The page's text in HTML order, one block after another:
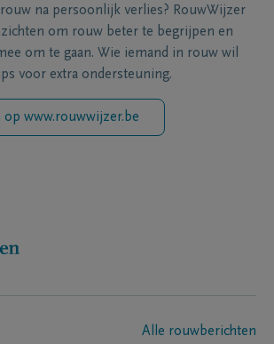
na persoonlijk verlies? RouwWijzer
om rouw beter te begrijpen en
om te gaan. Wie iemand in rouw wil
voor extra ondersteuning.
op www.rouwwijzer.be
Alle rouwberichten